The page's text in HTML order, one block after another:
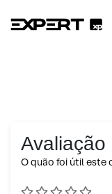
Avaliação
O quão foi útil este